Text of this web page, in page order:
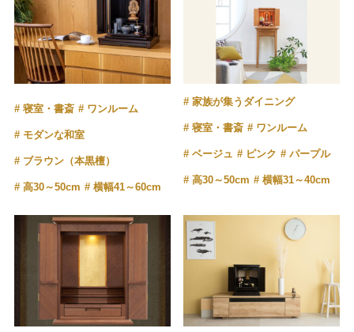
寝室・書斎 ワンルーム
モダンな和室
ブラウン（本黒檀）
高30～50cm 横幅41～60cm
家族が集うダイニング
寝室・書斎 ワンルーム
ベージュ ピンク パープル
高30～50cm 横幅31～40cm